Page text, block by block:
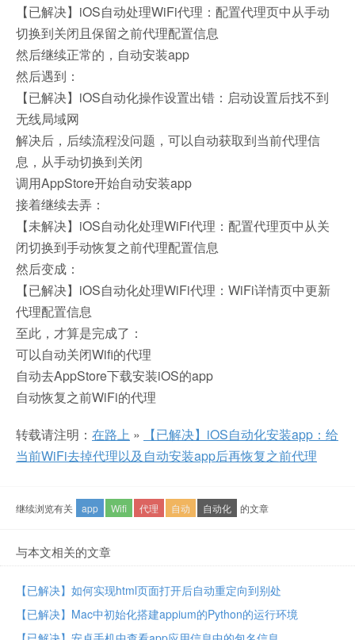
【已解决】iOS自动处理WiFi代理：配置代理页中从手动
切换到关闭且保留之前代理配置信息
然后继续正常的，自动安装app
然后遇到：
【已解决】iOS自动化操作设置出错：启动设置后找不到
无线局域网
解决后，后续流程没问题，可以自动获取到当前代理信
息，从手动切换到关闭
调用AppStore开始自动安装app
接着继续去弄：
【未解决】iOS自动化处理WiFi代理：配置代理页中从关
闭切换到手动恢复之前代理配置信息
然后变成：
【已解决】iOS自动化处理WiFi代理：WiFi详情页中更新
代理配置信息
至此，才算是完成了：
可以自动关闭Wifi的代理
自动去AppStore下载安装iOS的app
自动恢复之前WiFi的代理
转载请注明： 在路上 »
【已解决】iOS自动化安装app：给
当前WiFi去掉代理以及自动安装app后再恢复之前代理
继续浏览有关 app Wifi 代理 自动 自动化 的文章
与本文相关的文章
【已解决】如何实现html页面打开后自动重定向到别处
【已解决】Mac中初始化搭建appium的Python的运行环境